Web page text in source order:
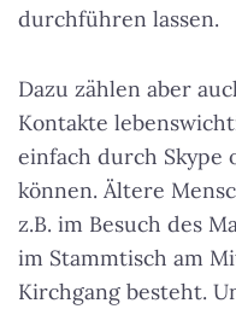
durchführen lassen.
Dazu zählen aber
Kontakte
einfach durch Skype
können. Ältere
z.B. im Besuch des
im Stammtisch am
Kirchgang besteht.